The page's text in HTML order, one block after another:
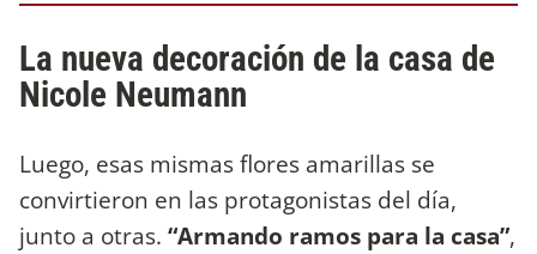
La nueva decoración de la casa de
Nicole Neumann
Luego, esas mismas flores amarillas se
convirtieron en las protagonistas del día,
junto a otras. “Armando ramos para la casa”,